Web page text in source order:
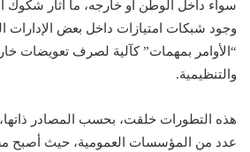
سواء داخل الوطن أو خارجه، ما أثار شكوك
وجود شبكات امتيازات داخل بعض الإدارات
“الأوامر بمهمات” كآلية لصرف تعويضات
والتنظيمية.
هذه التطورات خلقت، بحسب المصادر ذاتها،
عدد من المؤسسات العمومية، حيث أصبح